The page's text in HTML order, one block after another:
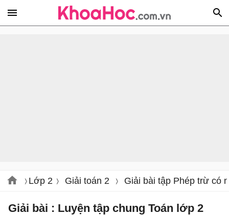
Lớp 2 Giải toán 2 Giải bài tập Phép trừ có
Giải bài : Luyện tập chung Toán lớp 2